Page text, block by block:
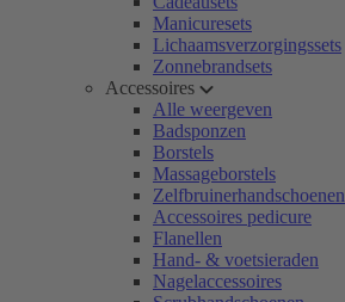
Manicuresets
Lichaamsverzorgingssets
Zonnebrandsets
Accessoires
Alle weergeven
Badsponzen
Borstels
Massageborstels
Zelfbruinerhandschoenen
Accessoires pedicure
Flanellen
Hand- & voetsieraden
Nagelaccessoires